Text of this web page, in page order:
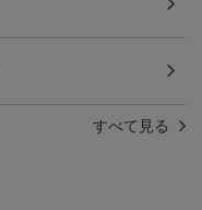
すべて見る